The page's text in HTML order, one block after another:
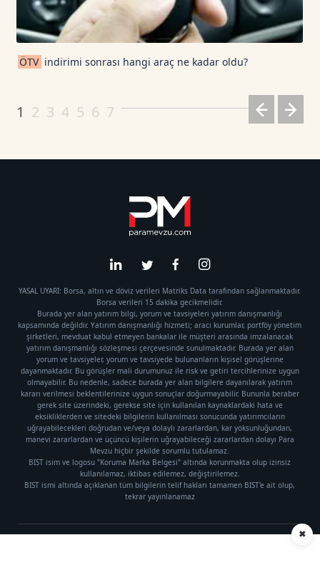
✖
ÖTV indirimi sonrası hangi araç ne kadar oldu?
1 2 3 4 5 6 7
YASAL UYARI: Borsa, altın ve döviz verileri Matriks Data tarafından sağlanmaktadır.
Borsa verileri 15 dakika gecikmelidir.
Burada yer alan yatırım bilgi, yorum ve tavsiyeleri yatırım danışmanlığı
kapsamında değildir. Yatırım danışmanlığı hizmeti; aracı kurumlar, portföy yönetim
şirketleri, mevduat kabul etmeyen bankalar ile müşteri arasında imzalanacak
yatırım danışmanlığı sözleşmesi çerçevesinde sunulmaktadır. Burada yer alan
yorum ve tavsiyeler, yorum ve tavsiyede bulunanların kişisel görüşlerine
dayanmaktadır. Bu görüşler mali durumunuz ile risk ve getiri tercihlerinize uygun
olmayabilir. Bu nedenle, sadece burada yer alan bilgilere dayanılarak yatırım
kararı verilmesi beklentilerinize uygun sonuçlar doğurmayabilir. Bununla beraber
gerek site üzerindeki, gerekse site için kullanılan kaynaklardaki hata ve
eksikliklerden ve sitedeki bilgilerin kullanılması sonucunda yatırımcıların
uğrayabilecekleri doğrudan ve/veya dolaylı zararlardan, kar yoksunluğundan,
manevi zararlardan ve üçüncü kişilerin uğrayabileceği zararlardan dolayı Para
Mevzu hiçbir şekilde sorumlu tutulamaz.
BIST isim ve logosu "Koruma Marka Belgesi" altında korunmakta olup izinsiz
kullanılamaz, iktibas edilemez, değiştirilemez.
BIST ismi altında açıklanan tüm bilgilerin telif hakları tamamen BIST'e ait olup,
tekrar yayınlanamaz